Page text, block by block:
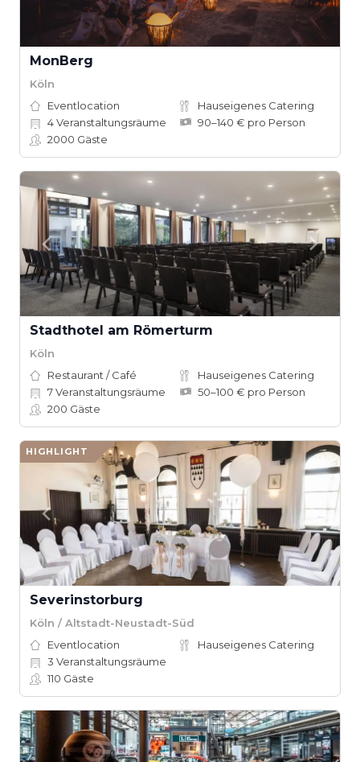
MonBerg
Köln
Eventlocation
Hauseigenes Catering
4Veranstaltungsräume
90–140 € pro Person
2000 Gäste
Stadthotel am Römerturm
Köln
Restaurant / Café
Hauseigenes Catering
7Veranstaltungsräume
50–100 € pro Person
200 Gäste
HIGHLIGHT
Severinstorburg
Köln / Altstadt-Neustadt-Süd
Eventlocation
Hauseigenes Catering
3 Veranstaltungsräume
110 Gäste